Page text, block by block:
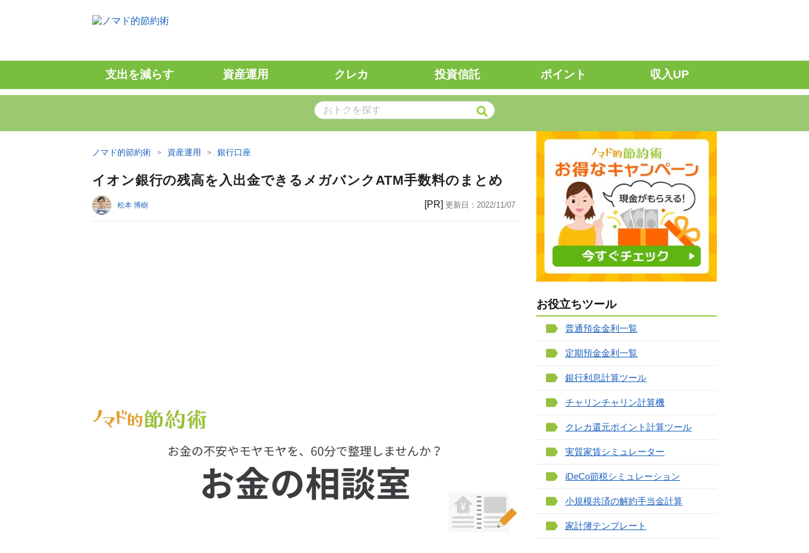
支出を減らす 資産運用 クレカ 投資信託 ポイント 収入UP
ノマド的節約術 資産運用 銀行口座
イオン銀行の残高を入出金できるメガバンクATM手数料のまとめ
松本 博樹 [PR] 更新日： 2022/11/07
お役立ちツール
普通預金金利一覧
定期預金金利一覧
銀行利息計算ツール
チャリンチャリン計算機
クレカ還元ポイント計算ツール
実質家賃シミュレーター
iDeCo節税シミュレーション
小規模共済の解約手当金計算
家計簿テンプレート